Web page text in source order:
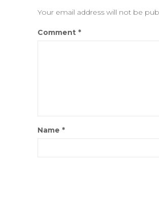
Your email address will not be
Comment *
Name *